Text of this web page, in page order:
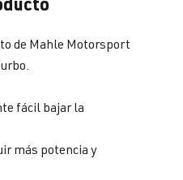
de Mahle Motorsport
fácil bajar la
más potencia y